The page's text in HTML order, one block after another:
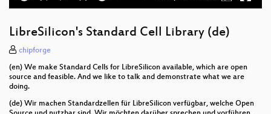
LibreSilicon's Standard Cell Library (de)
chipforge
(en) We make Standard Cells for LibreSilicon available, which are open
source and feasible. And we like to talk and demonstrate what we are
doing.
(de) Wir machen Standardzellen für LibreSilicon verfügbar, welche Open